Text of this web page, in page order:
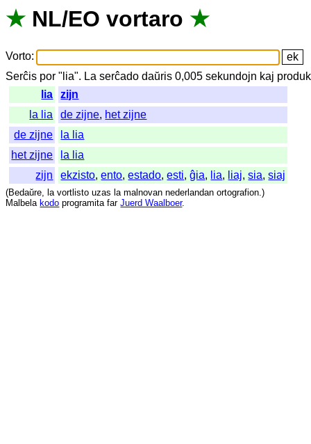
★ NL/EO vortaro ★
Vorto:
Serĉis por " lia". La serĉado daŭris 0,005sekundojn kaj
lia
zijn
la lia
de zijne, het zijne
de zijne
la lia
het zijne
la lia
zijn
ekzisto,ento,estado,esti,ĝia, lia, liaj,sia,siaj
(Bedaŭre, la vortlisto uzas la malnovan nederlandan ortografion.)
Malbela kodo programita far Juerd Waalboer.